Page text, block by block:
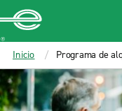
MAIN
CONTENT
Enterprise
Inicio Programa de